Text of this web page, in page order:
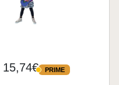
15,74€ PRIME
PRIME